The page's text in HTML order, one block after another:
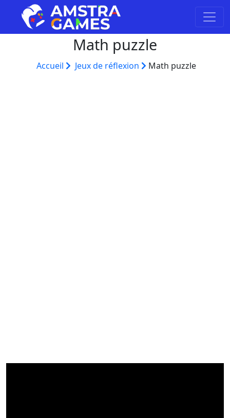
Math puzzle
Accueil Jeux de réflexion Math puzzle